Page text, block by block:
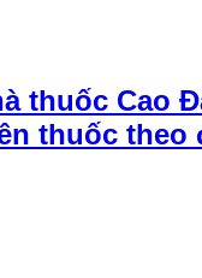
thuốc Cao
thuốc